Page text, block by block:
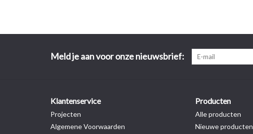
Meld je aan voor onze nieuwsbrief:
Klantenservice
Projecten
Algemene Voorwaarden
Producten
Alle producten
Nieuwe producten